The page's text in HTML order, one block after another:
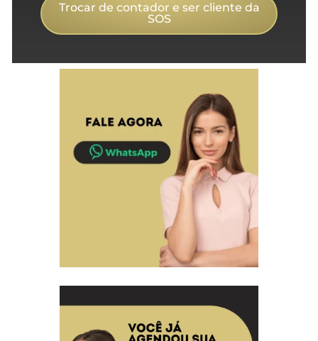
Trocar de contador e ser cliente da
SOS